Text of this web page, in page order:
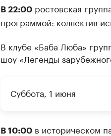
В 22:00ростовская
программой: коллектив
В клубе «Баба Люба»
шоу «Легенды
Суббота, 1 июня
В 10:00в историческом